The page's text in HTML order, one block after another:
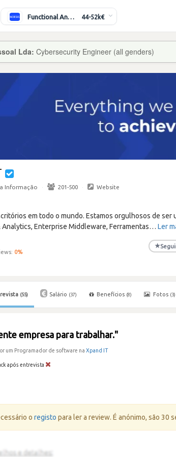
Functional Analyst (Banking) 44-52k€
Lda: Cybersecurity Engineer (all genders)
Informação · 201-500 · Website
em todo o mundo. Estamos orgulhosos de ser
Enterprise Middleware, Ferramentas… Ler
0%
★
(55) Salário (37) Benefícios (8) Fotos (3)
empresa para trabalhar."
um Programador de software naXpand IT
após entrevista
oregisto para ler a review. É anónimo, são 30